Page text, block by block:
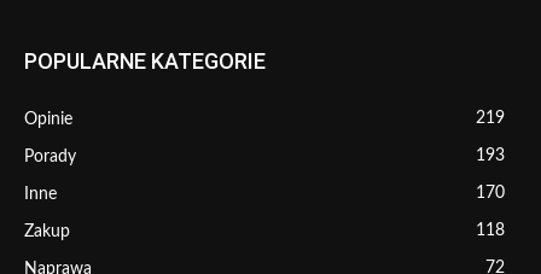
POPULARNE KATEGORIE
Opinie 219
Porady 193
Inne 170
Zakup 118
Naprawa 72